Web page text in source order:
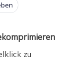
zu